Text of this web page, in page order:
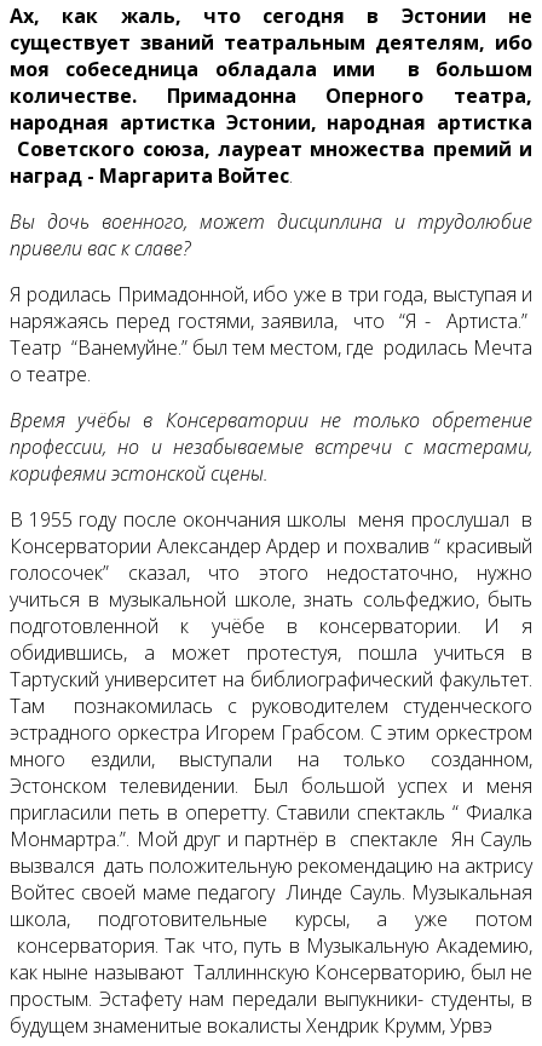
Ах, как жаль, что сегодня в Эстонии не
существует званий театральным деятелям, ибо
моя собеседница обладала ими в большом
количестве. Примадонна Оперного театра,
народная артистка Эстонии, народная артистка
Советского союза, лауреат множества премий и
наград - Маргарита Войтес.
Вы дочь военного, может дисциплина и трудолюбие
привели вас к славе?
Я родилась Примадонной, ибо уже в три года, выступая и
наряжаясь перед гостями, заявила, что “Я - Артиста.”
Театр “Ванемуйне.” был тем местом, где родилась Мечта
о театре.
Время учёбы в Консерватории не только обретение
профессии, но и незабываемые встречи с мастерами,
корифеями эстонской сцены.
В 1955 году после окончания школы меня прослушал в
Консерватории Александер Ардер и похвалив “ красивый
голосочек” сказал, что этого недостаточно, нужно
учиться в музыкальной школе, знать сольфеджио, быть
подготовленной к учёбе в консерватории. И я
обидившись, а может протестуя, пошла учиться в
Тартуский университет на библиографический факультет.
Там познакомилась с руководителем студенческого
эстрадного оркестра Игорем Грабсом. С этим оркестром
много ездили, выступали на только созданном,
Эстонском телевидении. Был большой успех и меня
пригласили петь в оперетту. Ставили спектакль “ Фиалка
Монмартра.”. Мой друг и партнёр в спектакле Ян Сауль
вызвался дать положительную рекомендацию на актрису
Войтес своей маме педагогу Линде Сауль. Музыкальная
школа, подготовительные курсы, а уже потом
консерватория. Так что, путь в Музыкальную Академию,
как ныне называют Таллиннскую Консерваторию, был не
простым. Эстафету нам передали выпукники- студенты, в
будущем знаменитые вокалисты Хендрик Крумм, Урвэ